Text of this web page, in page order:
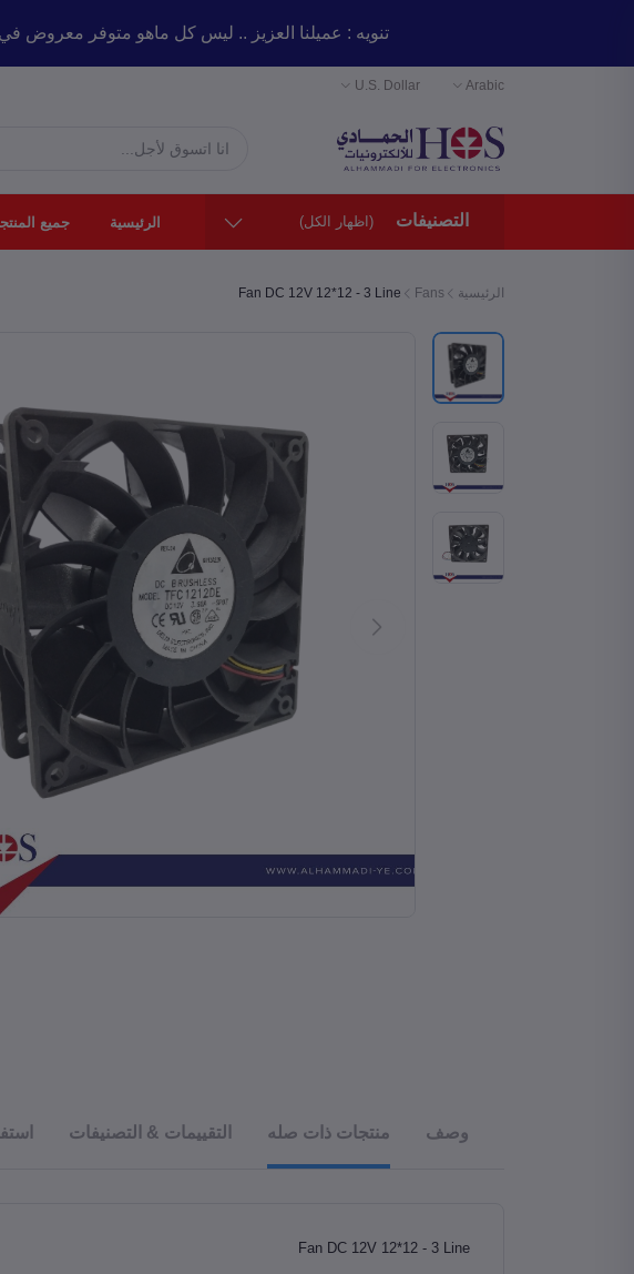
تنويه : عميلنا العزيز .. ليس كل ماهو متوفر
Arabic
U.S. Dollar
التصنيفات (اظهار الكل) الرئيسية جميع
الرئيسية Fans
Fan DC 12V 12*12 - 3 Line
وصف منتجات ذات صله التقييمات & التصنيفات
Fan DC 12V 12*12 - 3 Line